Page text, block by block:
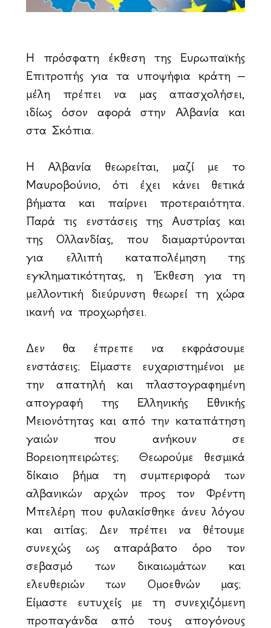
Η πρόσφατη έκθεση της Ευρωπαϊκής
Επιτροπής για τα υποψήφια κράτη –
μέλη πρέπει να μας απασχολήσει,
ιδίως όσον αφορά στην Αλβανία και
στα Σκόπια.
Η Αλβανία θεωρείται, μαζί με το
Μαυροβούνιο, ότι έχει κάνει θετικά
βήματα και παίρνει προτεραιότητα.
Παρά τις ενστάσεις της Αυστρίας και
της Ολλανδίας, που διαμαρτύρονται
για ελλιπή καταπολέμηση της
εγκληματικότητας, η Έκθεση για τη
μελλοντική διεύρυνση θεωρεί τη χώρα
ικανή να προχωρήσει.
Δεν θα έπρεπε να εκφράσουμε
ενστάσεις; Είμαστε ευχαριστημένοι με
την απατηλή και πλαστογραφημένη
απογραφή της Ελληνικής Εθνικής
Μειονότητας και από την καταπάτηση
γαιών που ανήκουν σε
Βορειοηπειρώτες; Θεωρούμε θεσμικά
δίκαιο βήμα τη συμπεριφορά των
αλβανικών αρχών προς τον Φρέντη
Μπελέρη που φυλακίσθηκε άνευ λόγου
και αιτίας; Δεν πρέπει να θέτουμε
συνεχώς ως απαράβατο όρο τον
σεβασμό των δικαιωμάτων και
ελευθεριών των Ομοεθνών μας;
Είμαστε ευτυχείς με τη συνεχιζόμενη
προπαγάνδα από τους απογόνους